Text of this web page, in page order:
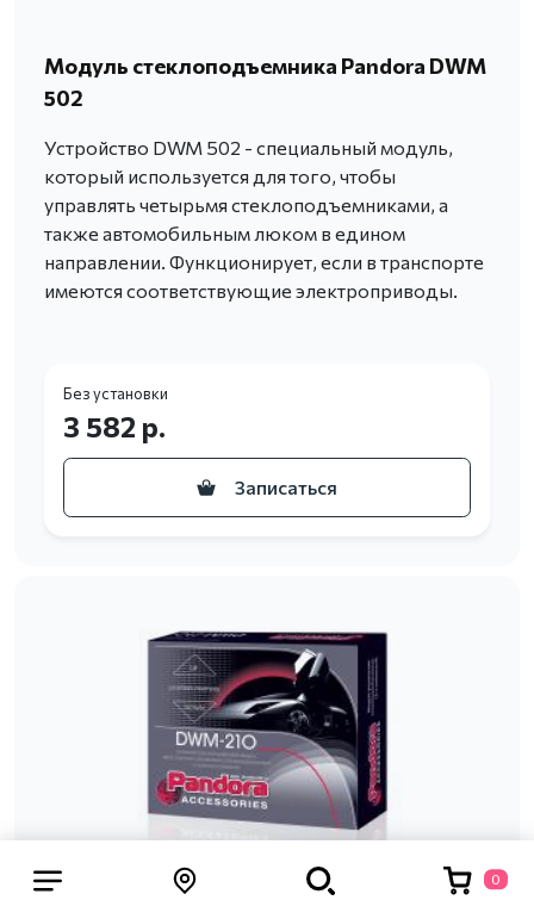
Модуль стеклоподъемника Pandora DWM
502
Устройство DWM 502 - специальный модуль,
который используется для того, чтобы
управлять четырьмя стеклоподъемниками, а
также автомобильным люком в едином
направлении. Функционирует, если в транспорте
имеются соответствующие электроприводы.
Без установки
3 582 р.
Записаться
0